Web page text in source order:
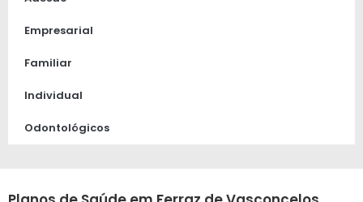
Empresarial
Familiar
Individual
Odontológicos